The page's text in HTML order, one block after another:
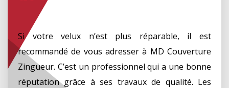
Si votre velux n’est plus réparable, il est
recommandé de vous adresser à MD Couverture
Zingueur. C’est un professionnel qui a une bonne
réputation grâce à ses travaux de qualité. Les